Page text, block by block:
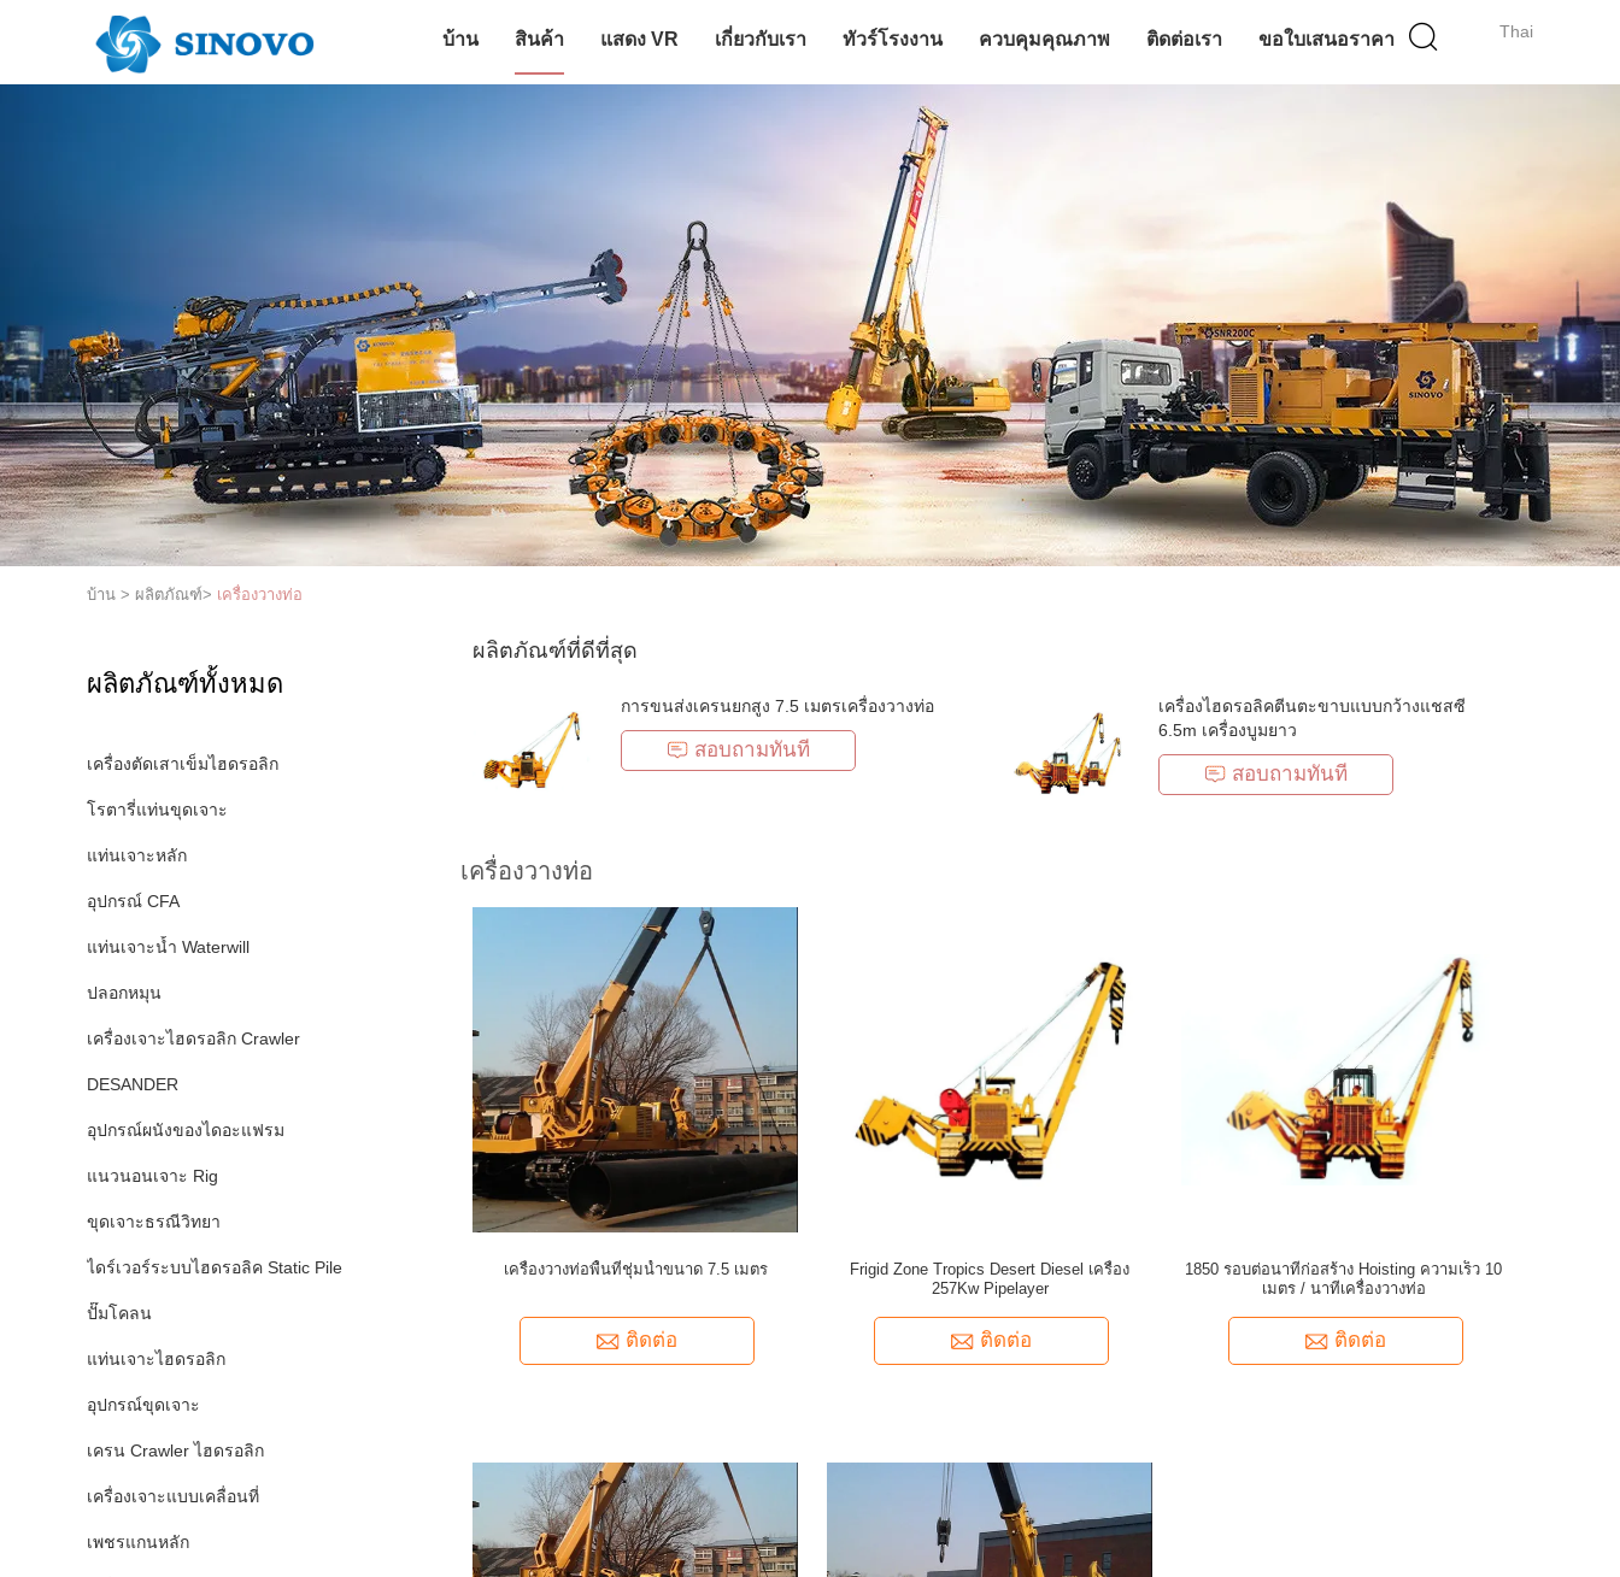
Thai
บ้าน สินค้า แสดง VR เกี่ยวกับเรา ทัวร์โรงงาน ควบคุมคุณภาพ ติดต่อเรา ขอใบเสนอราคา
บ้าน > ผลิตภัณฑ์> เครื่องวางท่อ
ผลิตภัณฑ์ทั้งหมด
เครื่องตัดเสาเข็มไฮดรอลิก
โรตารี่แท่นขุดเจาะ
แท่นเจาะหลัก
อุปกรณ์ CFA
แท่นเจาะน้ำ Waterwill
ปลอกหมุน
เครื่องเจาะไฮดรอลิก Crawler
DESANDER
อุปกรณ์ผนังของไดอะแฟรม
แนวนอนเจาะ Rig
ขุดเจาะธรณีวิทยา
ไดร์เวอร์ระบบไฮดรอลิค Static Pile
ปั๊มโคลน
แท่นเจาะไฮดรอลิก
อุปกรณ์ขุดเจาะ
เครน Crawler ไฮดรอลิก
เครื่องเจาะแบบเคลื่อนที่
เพชรแกนหลัก
ผลิตภัณฑ์ที่ดีที่สุด
การขนส่งเครนยกสูง 7.5 เมตรเครื่องวางท่อ
สอบถามทันที
เครื่องไฮดรอลิคตีนตะขาบแบบกว้างแชสซี
6.5m เครื่องบูมยาว
สอบถามทันที
เครื่องวางท่อ
เครื่องวางท่อพื้นที่ชุ่มน้ำขนาด 7.5 เมตร
ติดต่อ
Frigid Zone Tropics Desert Diesel เครื่อง
257Kw Pipelayer
ติดต่อ
1850 รอบต่อนาทีก่อสร้าง Hoisting ความเร็ว 10
เมตร / นาทีเครื่องวางท่อ
ติดต่อ